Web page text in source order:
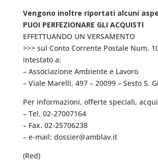
Vengono inoltre riportati alcuni
PUOI PERFEZIONARE GLI ACQUISTI
EFFETTUANDO UN VERSAMENTO
>>> sul Conto Corrente Postale Num.
intestato a:
– Associazione Ambiente e Lavoro
– Viale Marelli, 497 – 20099 – Sesto S.
Per informazioni, offerte speciali,
– Tel. 02-27007164
– Fax. 02-25706238
– e-mail: dossier@amblav.it
(Red)